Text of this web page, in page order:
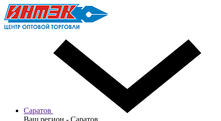
Саратов
Ваш регион - Саратов